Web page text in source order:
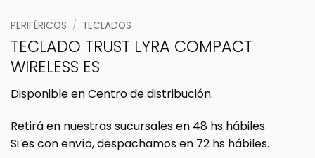
PERIFÉRICOS / TECLADOS
TECLADO TRUST LYRA COMPACT
WIRELESS ES
Disponible en Centro de distribución.
Retirá en nuestras sucursales en 48 hs hábiles.
Si es con envío, despachamos en 72 hs hábiles.